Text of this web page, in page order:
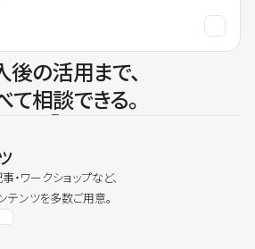
後の活用まで、
て相談できる。
・ワークショップなど、
ンツを多数ご用意。